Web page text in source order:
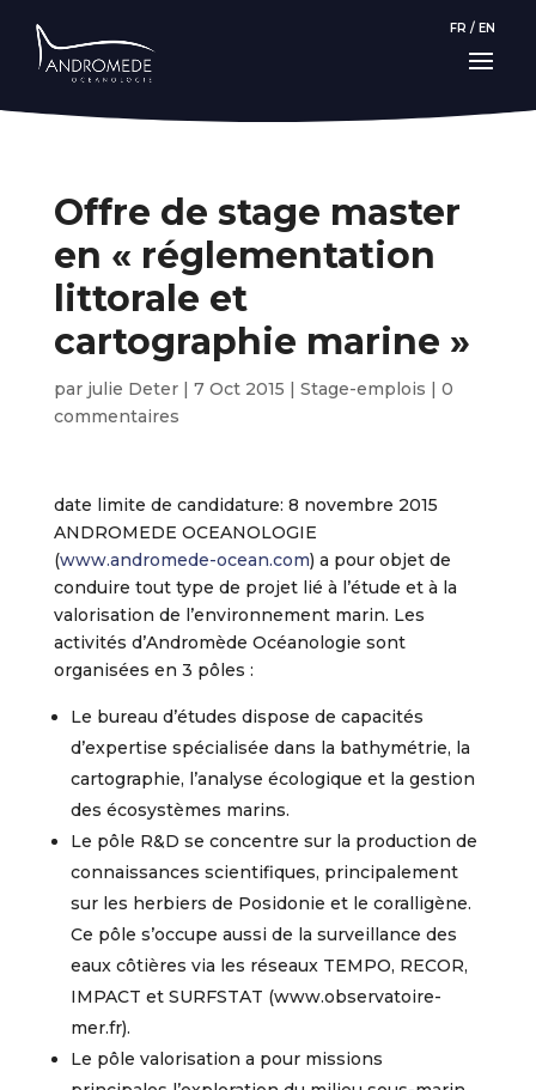
FR / EN
Offre de stage master
en « réglementation
littorale et
cartographie marine »
par julie Deter| 7 Oct 2015 | Stage-emplois | 0
commentaires
date limite de candidature: 8 novembre 2015
ANDROMEDE OCEANOLOGIE
(www.andromede-ocean.com) a pour objet de
conduire tout type de projet lié à l’étude et à la
valorisation de l’environnement marin. Les
activités d’Andromède Océanologie sont
organisées en 3 pôles :
Le bureau d’études dispose de capacités
d’expertise spécialisée dans la bathymétrie, la
cartographie, l’analyse écologique et la gestion
des écosystèmes marins.
Le pôle R&D se concentre sur la production de
connaissances scientifiques, principalement
sur les herbiers de Posidonie et le coralligène.
Ce pôle s’occupe aussi de la surveillance des
eaux côtières via les réseaux TEMPO, RECOR,
IMPACT et SURFSTAT (www.observatoire-
mer.fr).
Le pôle valorisation a pour missions